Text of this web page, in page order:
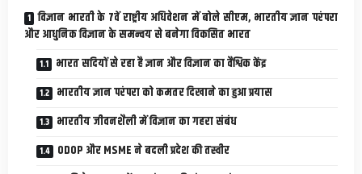
विज्ञान भारती के 7वें राष्ट्रीय अधिवेशन में बोले सीएम, भारतीय ज्ञान परंपरा
और आधुनिक विज्ञान के समन्वय से बनेगा विकसित भारत
भारत सदियों से रहा है ज्ञान और विज्ञान का वैश्विक केंद्र
भारतीय ज्ञान परंपरा को कमतर दिखाने का हुआ प्रयास
भारतीय जीवनशैली में विज्ञान का गहरा संबंध
ODOP और MSME ने बदली प्रदेश की तस्वीर